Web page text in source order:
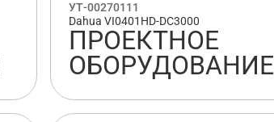
УТ-00270111
Dahua VI0401HD-DC3000
ПРОЕКТНОЕ
ОБОРУДОВАНИЕ